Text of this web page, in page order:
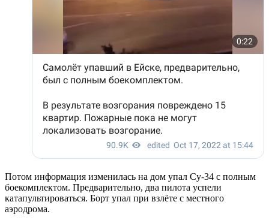
Потом информация изменилась на дом упал Су-34 с полным
боекомплектом. Предварительно, два пилота успели
катапультироваться. Борт упал при взлёте с местного
аэродрома.